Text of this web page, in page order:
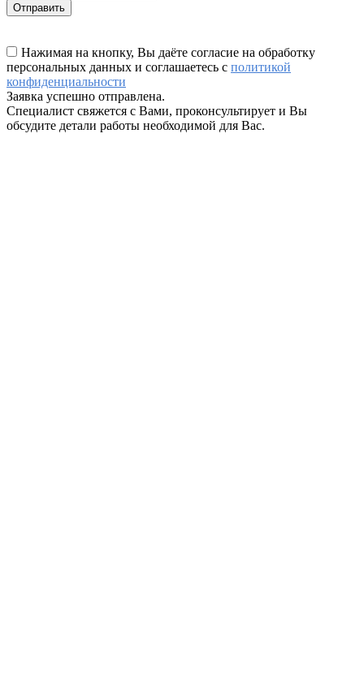
Отправить
Нажимая на кнопку, Вы даёте согласие на обработку
персональных данных и соглашаетесь с политикой
конфиденциальности
Заявка успешно отправлена.
Специалист свяжется с Вами, проконсультирует и Вы
обсудите детали работы необходимой для Вас.